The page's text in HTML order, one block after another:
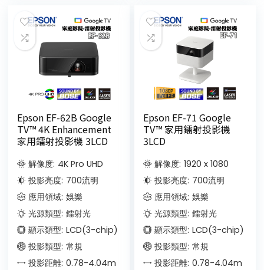
Epson EF-62B Google
TV™ 4K Enhancement
家用鐳射投影機 3LCD
解像度: 4K Pro UHD
投影亮度: 700流明
應用領域: 娛樂
光源類型: 鐳射光
顯示類型: LCD(3-chip)
投影類型: 常規
投影距離: 0.78-4.04m
Epson EF-71 Google
TV™ 家用鐳射投影機
3LCD
解像度: 1920 x 1080
投影亮度: 700流明
應用領域: 娛樂
光源類型: 鐳射光
顯示類型: LCD(3-chip)
投影類型: 常規
投影距離: 0.78-4.04m